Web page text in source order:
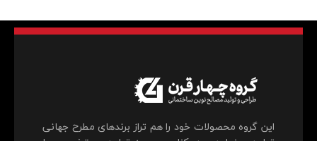
این گروه محصولات خود را هم تراز برندهای مطرح جهانی